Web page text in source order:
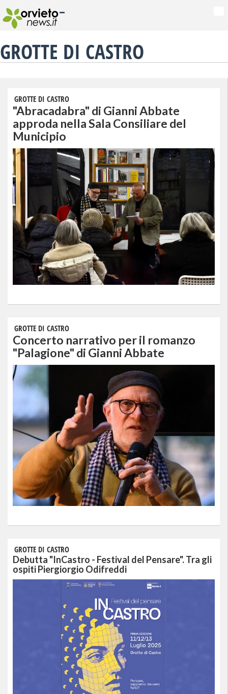
-
GROTTE DI CASTRO
GROTTE DI CASTRO
"Abracadabra" di Gianni Abbate
approda nella Sala Consiliare del
Municipio
GROTTE DI CASTRO
Concerto narrativo per il romanzo
"Palagione" di Gianni Abbate
GROTTE DI CASTRO
Debutta "InCastro - Festival del Pensare". Tra gli
ospiti Piergiorgio Odifreddi